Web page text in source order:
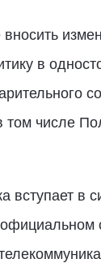
в
том числе
вступает в